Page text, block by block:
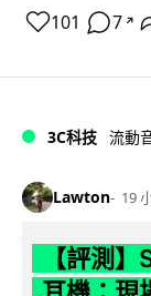
101 7 ↗
3C科技 流動
Lawton 19
【評測